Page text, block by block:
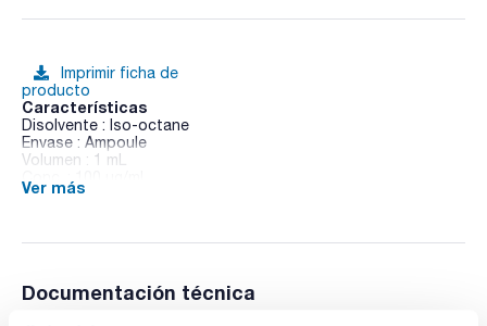
Imprimir ficha de
producto
Características
Disolvente : Iso-octane
Envase : Ampoule
Volumen : 1 mL
CAS : [446254-74-6]
Ver más
Documentación técnica